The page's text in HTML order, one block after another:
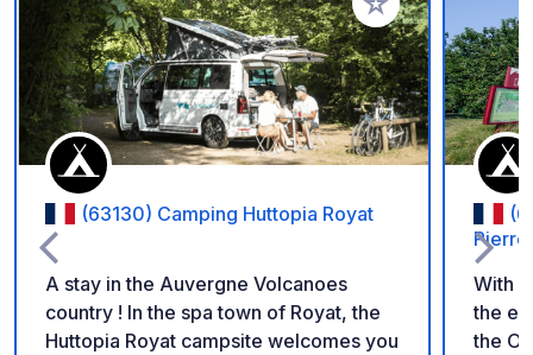
Add to your
(63130) Camping Huttopia Royat
A stay in the Auvergne Volcanoes
country ! In the spa town of Royat, the
Huttopia Royat campsite welcomes you
With
the
the